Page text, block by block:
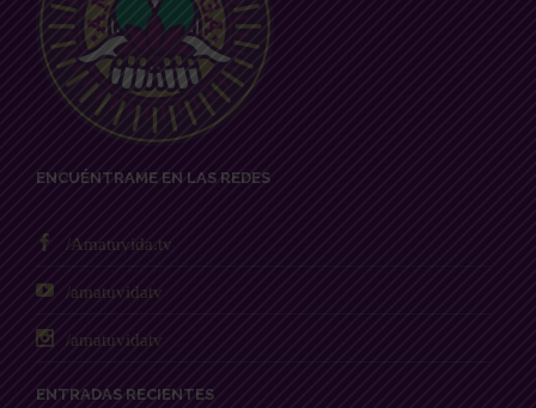
ENCUÉNTRAME EN LAS REDES
/Amatuvida.tv
/amatuvidatv
/amatuvidatv
ENTRADAS RECIENTES